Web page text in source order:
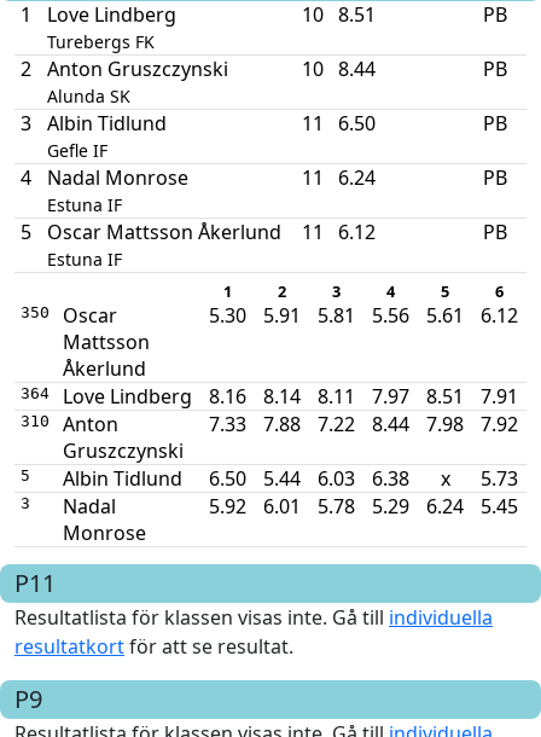
1
Love Lindberg
Turebergs FK
10 8.51 PB
2 Anton Gruszczynski
Alunda SK
10 8.44 PB
3 Albin Tidlund
Gefle IF
11 6.50 PB
4 Nadal Monrose
Estuna IF
11 6.24 PB
5 Oscar Mattsson Åkerlund
Estuna IF
11 6.12 PB
1 2 3 4 5 6
350
Oscar
Mattsson
Åkerlund
5.30 5.91 5.81 5.56 5.61 6.12
364 Love Lindberg 8.16 8.14 8.11 7.97 8.51 7.91
310
Anton
Gruszczynski
7.33 7.88 7.22 8.44 7.98 7.92
5 Albin Tidlund 6.50 5.44 6.03 6.38 x 5.73
3
Nadal
Monrose
5.92 6.01 5.78 5.29 6.24 5.45
P11
Resultatlista för klassen visas inte. Gå till individuella
resultatkortför att se resultat.
P9